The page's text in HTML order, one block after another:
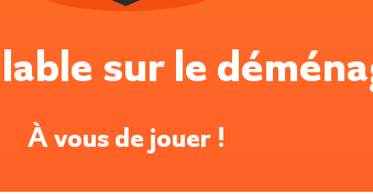
sur le
À vous de jouer !